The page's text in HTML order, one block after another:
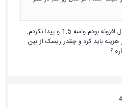
ممنون. اما خسته شدم از بس دنبال افزونه بودم واسه 1.5 و پیدا نکردم.
به جوملا 2.5 چقدر هزینه باید کرد و چقدر ریسک از بین
؟